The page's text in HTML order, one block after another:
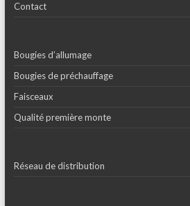
Contact
Bougies d’allumage
Bougies de préchauffage
Faisceaux
Qualité première monte
Réseau de distribution